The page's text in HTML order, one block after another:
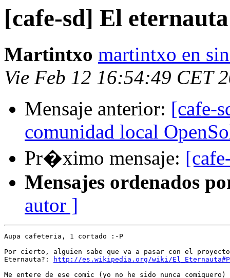
[cafe-sd] El eternauta
Martintxo martintxo en
Vie Feb 12 16:54:49 CET
Mensaje anterior: [cafe-
comunidad local
Pr�ximo mensaje:
Mensajes ordenados
autor ]
Aupa cafeteria, 1 cortado :-P
Por cierto, alguien sabe que va a pasar con el
Eternauta?:
http://es.wikipedia.org/wiki/
Me entere de ese comic (yo no he sido nunca